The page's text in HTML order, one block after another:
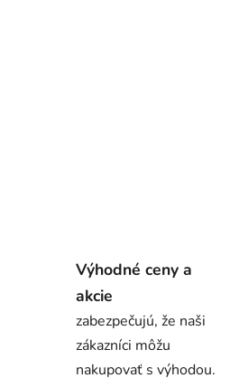
Výhodné ceny a
akcie
zabezpečujú, že naši
zákazníci môžu
nakupovať s výhodou.